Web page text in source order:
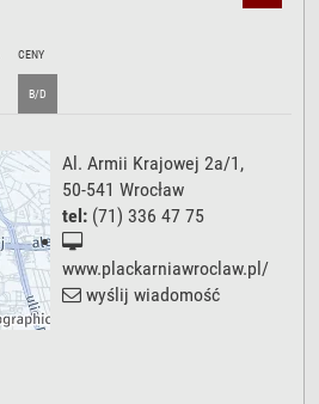
CENY
B/D
Al. Armii Krajowej 2a/1 ,
50-541 Wrocław
tel: (71) 336 47 75
www.plackarniawroclaw.pl/
wyślij wiadomość